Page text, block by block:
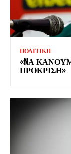
ΠΟΛΙΤΙΚΗ
«NΑ
ΠΡΟΚΡΙΣΗ»